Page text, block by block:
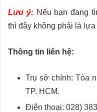
Lưu ý:Nếu bạn đang
thì đây không phải là
Thông tin liên hệ:
Trụ sở chính: Tòa
TP. HCM.
Điện thoại: 028)